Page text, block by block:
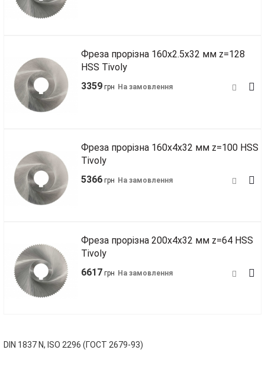
Фреза прорізна 160х2.5х32 мм z=128
HSS Tivoly
3359 грн На замовлення
Фреза прорізна 160х4х32 мм z=100 HSS
Tivoly
5366 грн На замовлення
Фреза прорізна 200х4х32 мм z=64 HSS
Tivoly
6617 грн На замовлення
DIN 1837 N, ISO 2296 (ГОСТ 2679-93)